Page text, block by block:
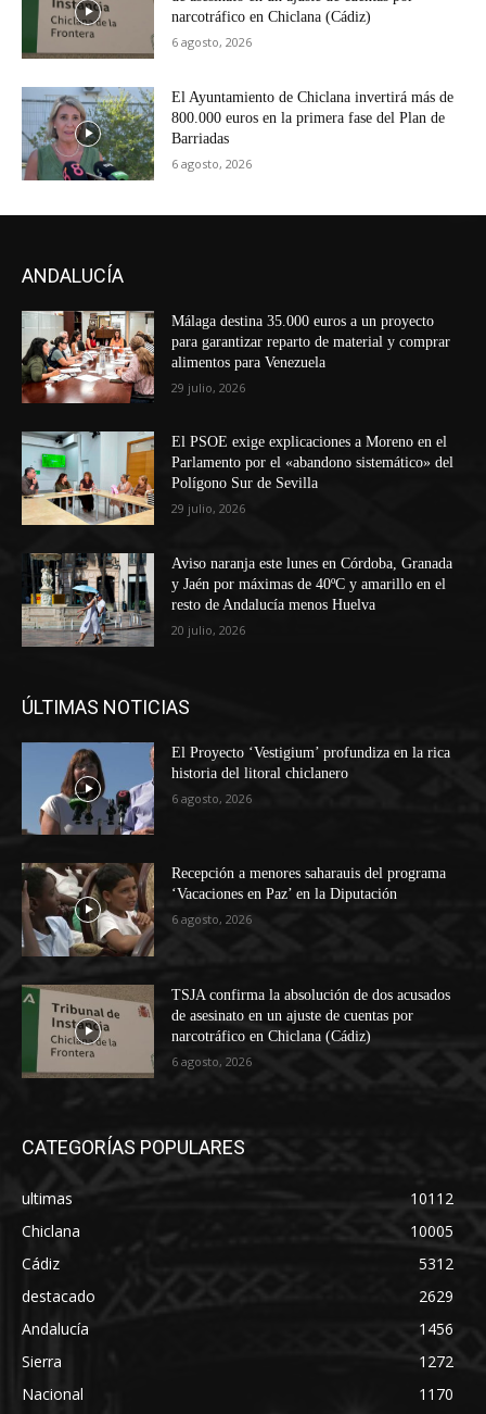
narcotráfico en Chiclana (Cádiz)
6 agosto, 2026
El Ayuntamiento de Chiclana invertirá más de
800.000 euros en la primera fase del Plan de
Barriadas
6 agosto, 2026
ANDALUCÍA
Málaga destina 35.000 euros a un proyecto
para garantizar reparto de material y comprar
alimentos para Venezuela
29 julio, 2026
El PSOE exige explicaciones a Moreno en el
Parlamento por el «abandono sistemático» del
Polígono Sur de Sevilla
29 julio, 2026
Aviso naranja este lunes en Córdoba, Granada
y Jaén por máximas de 40ºC y amarillo en el
resto de Andalucía menos Huelva
20 julio, 2026
ÚLTIMAS NOTICIAS
El Proyecto ‘Vestigium’ profundiza en la rica
historia del litoral chiclanero
6 agosto, 2026
Recepción a menores saharauis del programa
‘Vacaciones en Paz’ en la Diputación
6 agosto, 2026
TSJA confirma la absolución de dos acusados
de asesinato en un ajuste de cuentas por
narcotráfico en Chiclana (Cádiz)
6 agosto, 2026
CATEGORÍAS POPULARES
ultimas
10112
Chiclana
10005
Cádiz
5312
destacado
2629
Andalucía
1456
Sierra
1272
Nacional
1170